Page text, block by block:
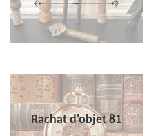
Rachat d'objet 81